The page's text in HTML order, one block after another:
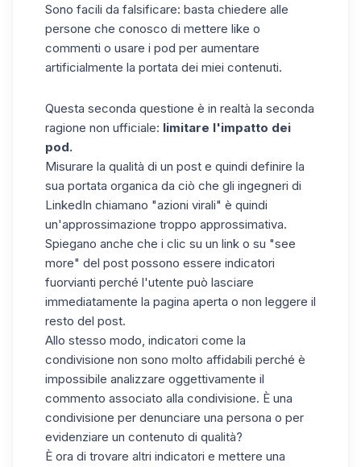
Sono facili da falsificare: basta chiedere alle
persone che conosco di mettere like o
commenti o usare i pod per aumentare
artificialmente la portata dei miei contenuti.
Questa seconda questione è in realtà la seconda
ragione non ufficiale: limitare l'impatto dei
pod.
Misurare la qualità di un post e quindi definire la
sua portata organica da ciò che gli ingegneri di
LinkedIn chiamano "azioni virali" è quindi
un'approssimazione troppo approssimativa.
Spiegano anche che i clic su un link o su "see
more" del post possono essere indicatori
fuorvianti perché l'utente può lasciare
immediatamente la pagina aperta o non leggere il
resto del post.
Allo stesso modo, indicatori come la
condivisione non sono molto affidabili perché è
impossibile analizzare oggettivamente il
commento associato alla condivisione. È una
condivisione per denunciare una persona o per
evidenziare un contenuto di qualità?
È ora di trovare altri indicatori e mettere una